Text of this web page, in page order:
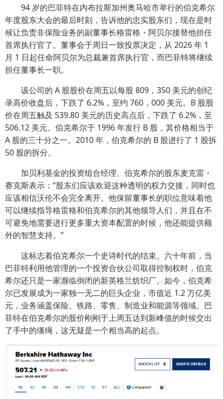
94 岁的巴菲特在内布拉斯加州奥马哈市举行的伯克希尔
年度股东大会的最后时刻，告诉他的忠实股东们，现在是时
候让负责非保险业务的副董事长格雷格・阿贝尔接替他担任
首席执行官了。董事会于周日一致投票决定，从 2026 年 1
月 1 日起任命阿贝尔为总裁兼首席执行官，而巴菲特将继续
担任董事长一职。
该公司的 A 股股价在周五以每股 809，350 美元的创纪
录高价收盘后，下跌了 6.2%，至约 760，000 美元。B 股股
价在周五触及 539.80 美元的历史高点后，下跌了 6.2%，至
506.12 美元。伯克希尔于 1996 年发行 B 股，其价格相当于
A 股的三十分之一。2010 年，伯克希尔的 B 股进行了 1 股拆
50 股的拆分。
加贝利基金的投资组合经理、伯克希尔的股东麦克雷・
赛克斯表示：“股东们应该欢迎这种透明的权力交接，同时也
应该相信沃伦不会完全离开。他保留董事长的职位意味着他
可以继续指导格雷格和伯克希尔的其他领导人们，并且在不
可避免地需要进行更多重大资本配置的时候，他还能提供额
外的智慧支持。”
这标志着伯克希尔一个史诗时代的结束。六十年前，当
巴菲特利用他管理的一个投资合伙公司取得控制权时，伯克
希尔还只是一家濒临倒闭的新英格兰纺织厂。如今，伯克希
尔已发展成为一家独一无二的巨头企业，市值近 1.2 万亿美
元，业务涵盖保险、铁路、零售、制造业和能源等领域。巴
菲特在伯克希尔的股价刚刚于上周五达到新峰值的时候交出
了手中的缰绳，这无疑是一个相当高的起点。